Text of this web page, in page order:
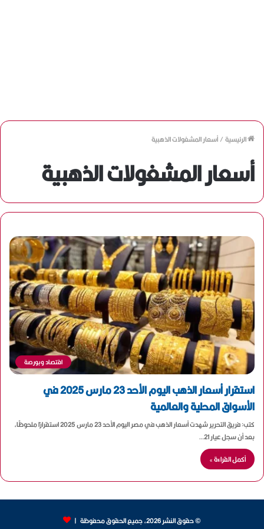
الرئيسية/أسعار المشغولات الذهبية
أسعار المشغولات الذهبية
اقتصاد وبورصة
استقرار أسعار الذهب اليوم الأحد 23 مارس 2025 في
الأسواق المحلية والعالمية
كتب: فريق التحرير شهدت أسعار الذهب في مصر اليوم الأحد 23 مارس 2025 استقرارًا ملحوظًا،
بعد أن سجل عيار 21…
أكمل القراءة »
© حقوق النشر 2026، جميع الحقوق محفوظة |